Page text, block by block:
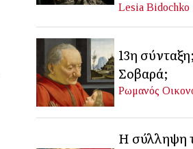
Lesia Bidochko
13η σύνταξη;
Σοβαρά;
Ρωμανός
Η σύλληψη